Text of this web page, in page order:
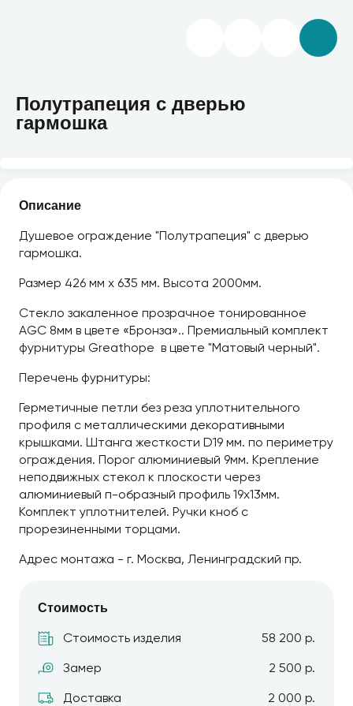
Полутрапеция с дверью
гармошка
Описание
Душевое ограждение "Полутрапеция" с дверью
гармошка.
Размер 426 мм х 635 мм. Высота 2000мм.
Стекло закаленное прозрачное тонированное
AGC 8мм в цвете «Бронза».. Премиальный комплект
фурнитуры Greathope в цвете "Матовый черный".
Перечень фурнитуры:
Герметичные петли без реза уплотнительного
профиля с металлическими декоративными
крышками. Штанга жесткости D19 мм. по периметру
ограждения. Порог алюминиевый 9мм. Крепление
неподвижных стекол к плоскости через
алюминиевый п-образный профиль 19х13мм.
Комплект уплотнителей. Ручки кноб с
прорезиненными торцами.
Адрес монтажа - г. Москва, Ленинградский пр.
Стоимость
Стоимость изделия
58 200 р.
Замер
2 500 р.
Доставка
2 000 р.